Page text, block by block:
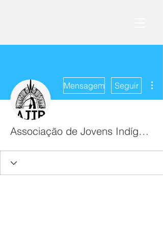
Mensagem Seguir
Associação de Jovens Indígenas Pataxó